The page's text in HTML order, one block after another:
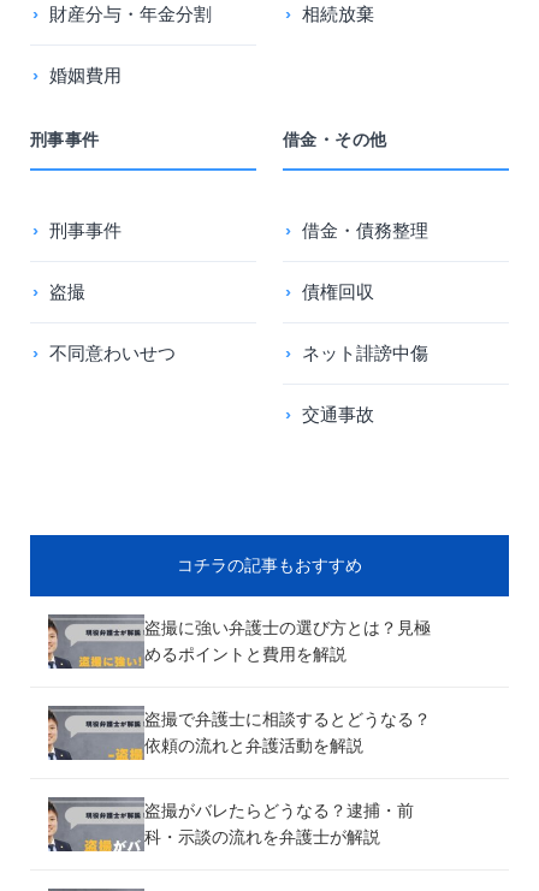
財産分与・年金分割
婚姻費用
相続放棄
刑事事件
刑事事件
盗撮
不同意わいせつ
借金・その他
借金・債務整理
債権回収
ネット誹謗中傷
交通事故
コチラの記事もおすすめ
盗撮に強い弁護士の選び方とは？見極
めるポイントと費用を解説
盗撮で弁護士に相談するとどうなる？
依頼の流れと弁護活動を解説
盗撮がバレたらどうなる？逮捕・前
科・示談の流れを弁護士が解説